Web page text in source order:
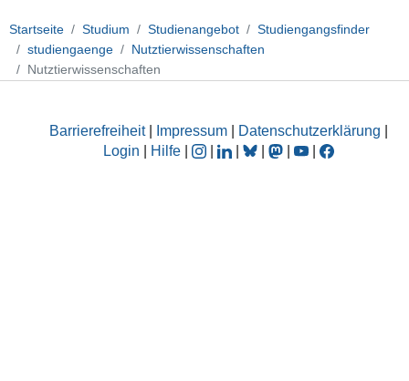
Startseite Studium Studienangebot
Studiengangsfinder
studiengaenge
Nutztierwissenschaften
Nutztierwissenschaften
Barrierefreiheit| Impressum Datenschutzerklärung
Login
Hilfe